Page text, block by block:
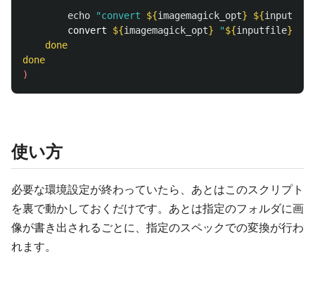
echo "convert ${imagemagick_opt} ${inputfile
        convert
${imagemagick_opt} "${inputfile}
done
done
)
使い方
必要な環境設定が終わっていたら、あとはこのスクリプト
を裏で動かしておくだけです。あとは指定のフォルダに画
像が書き出されるごとに、指定のスペックでの変換が行わ
れます。